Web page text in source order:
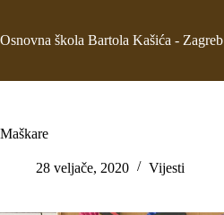
Osnovna škola Bartola Kašića - Zagreb
Maškare
28 veljače, 2020 Vijesti